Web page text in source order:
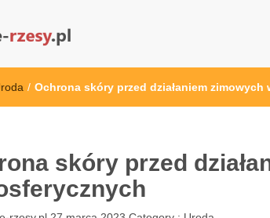
/ Ochrona skóry przed działaniem
skóry przed